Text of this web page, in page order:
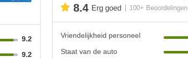
9.2
9.2
8.4 Erg goed 100+ Beoordelingen
Vriendelijkheid personeel
Staat van de auto